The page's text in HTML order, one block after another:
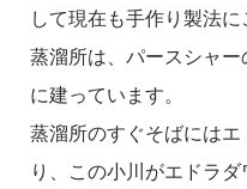
して現在も手作り製法
蒸溜所は、パースシャ
に建っています。
蒸溜所のすぐそばには
り、この小川がエドラ